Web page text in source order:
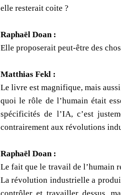
elle resterait coite ?
Raphaël Doan :
Elle proposerait peut-être des
Matthias Fekl :
Le livre est magnifique, mais
quoi le rôle de l’humain était
spécificités de l’IA, c’est
contrairement aux révolutions
Raphaël Doan :
Le fait que le travail de l’humain
La révolution industrielle a